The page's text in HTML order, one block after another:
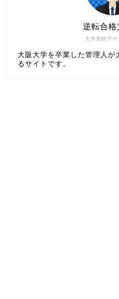
大学受験アナ
逆転合格
大阪大学を卒業した管理人が
るサイトです。